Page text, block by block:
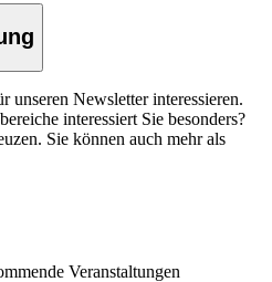
unseren Newsletter interessieren.
interessiert Sie besonders?
Sie können auch mehr als
Veranstaltungen